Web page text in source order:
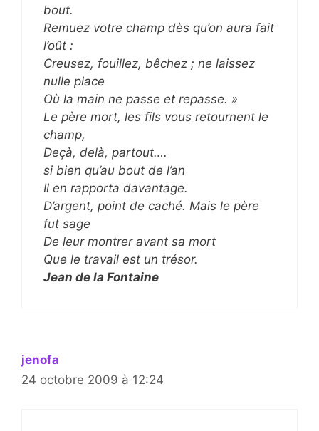
bout.
Remuez votre champ dès qu’on aura fait
l’oût :
Creusez, fouillez, bêchez ; ne laissez
nulle place
Où la main ne passe et repasse. »
Le père mort, les fils vous retournent le
champ,
Deçà, delà, partout….
si bien qu’au bout de l’an
Il en rapporta davantage.
D’argent, point de caché. Mais le père
fut sage
De leur montrer avant sa mort
Que le travail est un trésor.
Jean de la Fontaine
jenofa
24 octobre 2009 à 12:24